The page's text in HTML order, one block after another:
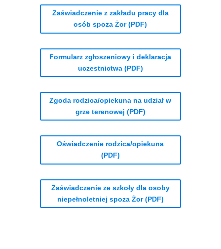
Zaświadczenie z zakładu pracy dla
osób spoza Żor (PDF)
Formularz zgłoszeniowy i deklaracja
uczestnictwa (PDF)
Zgoda rodzica/opiekuna na udział w
grze terenowej (PDF)
Oświadczenie rodzica/opiekuna
(PDF)
Zaświadczenie ze szkoły dla osoby
niepełnoletniej spoza Żor (PDF)